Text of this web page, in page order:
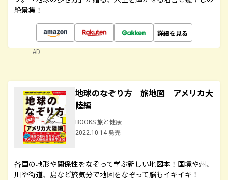
絶景集！
詳細を見る
AD
地球のなぞり方 旅地図 アメリカ大
陸編
BOOKS 旅と健康
2022.10.14 発売
各国の地形や関係性をなぞって学ぶ新しい地図本！国境や州、
川や街道、島など旅気分で地図をなぞって脳もイキイキ！